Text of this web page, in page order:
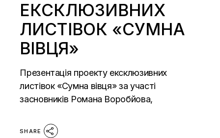
ЕКСКЛЮЗИВНИХ
ЛИСТІВОК «СУМНА
ВІВЦЯ»
Презентація проекту ексклюзивних
листівок «Сумна вівця» за участі
засновників Романа Воробйова,
SHARE